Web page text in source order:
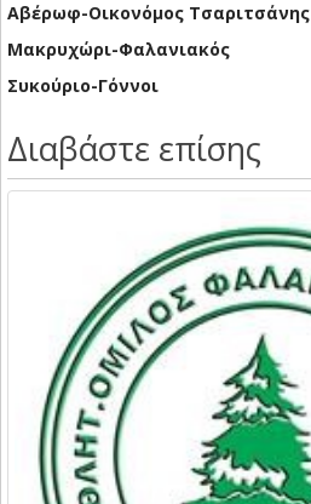
Αβέρωφ-Οικονόμος Τσαριτσάνης
Μακρυχώρι-Φαλανιακός
Συκούριο-Γόννοι
Διαβάστε επίσης